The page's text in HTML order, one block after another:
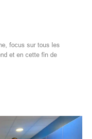
focus sur tous les
et en cette fin de